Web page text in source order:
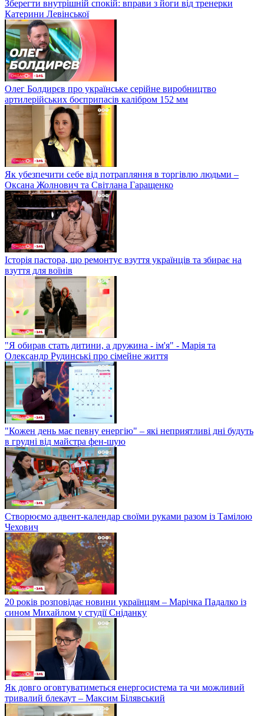
Зберегти внутрішній спокій: вправи з йоги від тренерки
Катерини Левінської
Олег Болдирєв про українське серійне виробництво
артилерійських боєприпасів калібром 152 мм
Як убезпечити себе від потрапляння в торгівлю людьми –
Оксана Жолнович та Світлана Гаращенко
Історія пастора, що ремонтує взуття українців та збирає на
взуття для воїнів
"Я обирав стать дитини, а дружина - ім'я" - Марія та
Олександр Рудинські про сімейне життя
"Кожен день має певну енергію" – які неприятливі дні будуть
в грудні від майстра фен-шую
Створюємо адвент-календар своїми руками разом із Тамілою
Чехович
20 років розповідає новини українцям – Марічка Падалко із
сином Михайлом у студії Сніданку
Як довго оговтуватиметься енергосистема та чи можливий
тривалий блекаут – Максим Білявський